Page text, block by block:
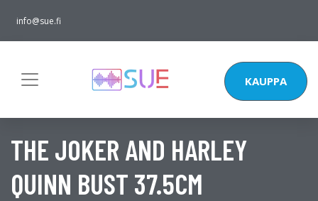
info@sue.fi
KAUPPA
THE JOKER AND HARLEY
QUINN BUST 37.5CM